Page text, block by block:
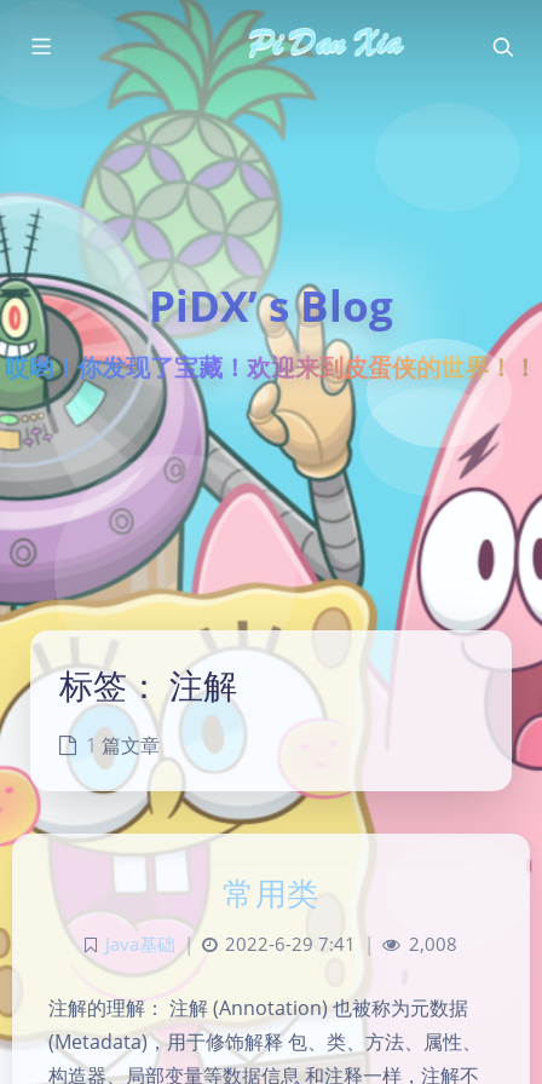
PiDX’ s Blog
哎哟！你发现了宝藏！欢迎来到皮蛋侠的世界！！
标签：注解
1 篇文章
常用类
Java基础 | 2022-6-29 7:41 | 2,008
注解的理解： 注解 (Annotation) 也被称为元数据
(Metadata)，用于修饰解释 包、类、方法、属性、
构造器、局部变量等数据信息 和注释一样，注解不